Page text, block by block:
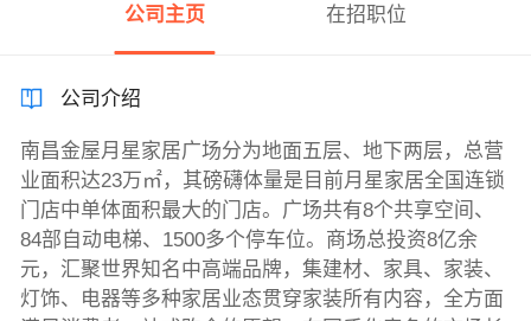
公司主页 在招职位
公司介绍
南昌金屋月星家居广场分为地面五层、地下两层，总营
业面积达23万㎡，其磅礴体量是目前月星家居全国连锁
门店中单体面积最大的门店。广场共有8个共享空间、
84部自动电梯、1500多个停车位。商场总投资8亿余
元，汇聚世界知名中高端品牌，集建材、家具、家装、
灯饰、电器等多种家居业态贯穿家装所有内容，全方面